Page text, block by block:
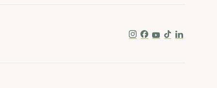
Instagram
Facebook
Youtube
Tik TokLinkedIn